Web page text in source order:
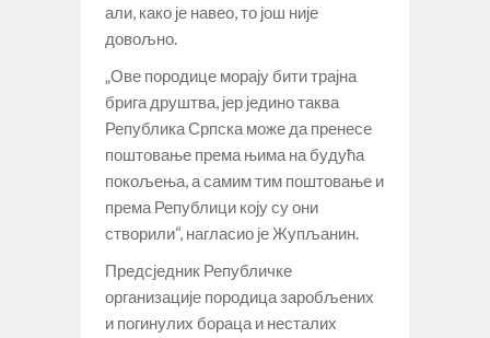
али, како је навео, то још није
довољно.
„Ове породице морају бити трајна
брига друштва, јер једино таква
Република Српска може да пренесе
поштовање према њима на будућа
покољења, а самим тим поштовање и
према Републици коју су они
створили“, нагласио је Жупљанин.
Предсједник Републичке
организације породица заробљених
и погинулих бораца и несталих